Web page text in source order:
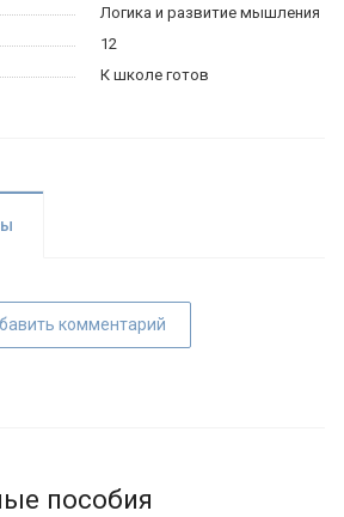
Логика и развитие мышления
12
К школе готов
комментарий
пособия